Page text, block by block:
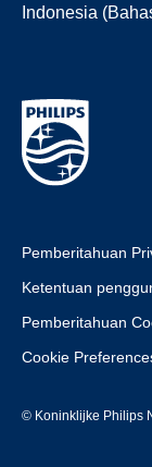
Indonesia
Pemberitahuan
Ketentuan
Pemberitahuan
Cookie
© Koninklijke Philips